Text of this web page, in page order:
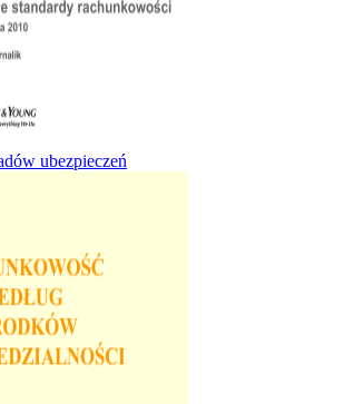
ubezpieczeń